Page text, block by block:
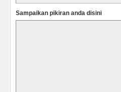
Sampaikan pikiran anda disini